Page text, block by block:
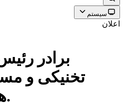
سیستم
اعلان
برادر
تخنيكى و
هرات كشته شد.